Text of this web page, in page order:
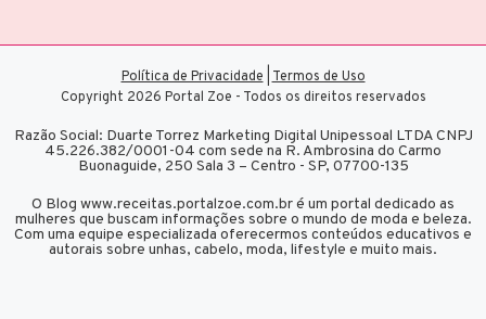
Política de Privacidade|Termos de Uso
Copyright 2026 Portal Zoe - Todos os direitos reservados
Razão Social: Duarte Torrez Marketing Digital Unipessoal LTDA CNPJ
45.226.382/0001-04 com sede na R. Ambrosina do Carmo
Buonaguide, 250 Sala 3 – Centro - SP, 07700-135
O Blog www.receitas.portalzoe.com.br é um portal dedicado as
mulheres que buscam informações sobre o mundo de moda e beleza.
Com uma equipe especializada oferecermos conteúdos educativos e
autorais sobre unhas, cabelo, moda, lifestyle e muito mais.